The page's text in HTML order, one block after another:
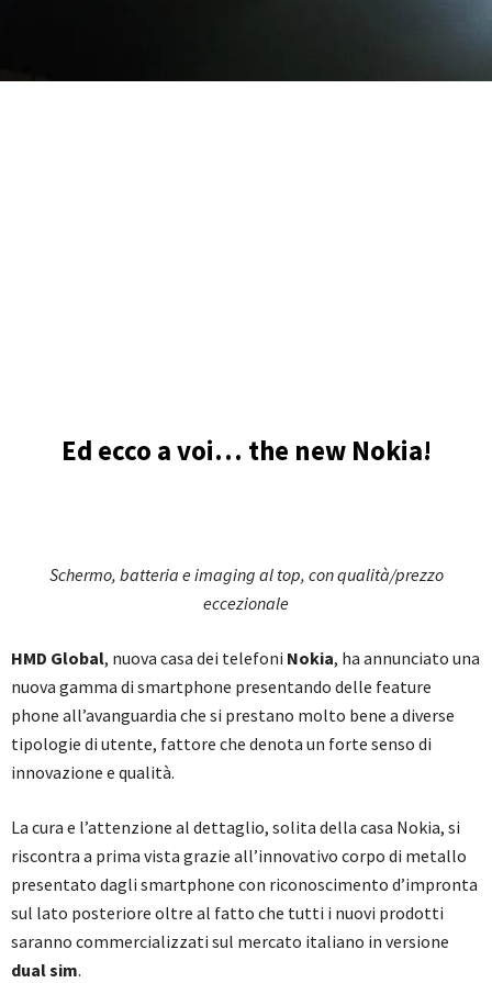
Ed ecco a voi… the new Nokia!
Schermo, batteria e imaging al top, con qualità/prezzo
eccezionale
HMD Global, nuova casa dei telefoni Nokia, ha annunciato una
nuova gamma di smartphone presentando delle feature
phone all’avanguardia che si prestano molto bene a diverse
tipologie di utente, fattore che denota un forte senso di
innovazione e qualità.
La cura e l’attenzione al dettaglio, solita della casa Nokia, si
riscontra a prima vista grazie all’innovativo corpo di metallo
presentato dagli smartphone con riconoscimento d’impronta
sul lato posteriore oltre al fatto che tutti i nuovi prodotti
saranno commercializzati sul mercato italiano in versione
dual sim.